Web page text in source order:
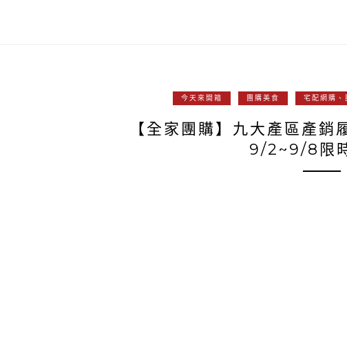
今天來開箱 團購美食 宅配網購、
【全家團購】九大產區產銷
9/2~9/8限